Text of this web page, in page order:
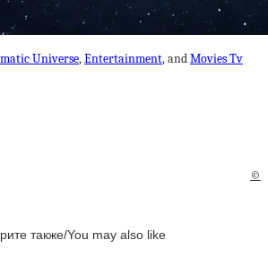
Universe,Entertainment, andMovies Tv
©
также/You may also like